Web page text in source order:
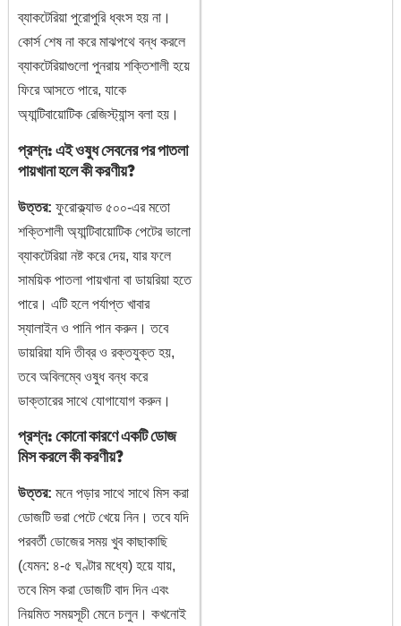
ব্যাকটেরিয়া পুরোপুরি ধ্বংস হয় না।
কোর্স শেষ না করে মাঝপথে বন্ধ করলে
ব্যাকটেরিয়াগুলো পুনরায় শক্তিশালী হয়ে
ফিরে আসতে পারে, যাকে
অ্যান্টিবায়োটিক রেজিস্ট্যান্স বলা হয়।
প্রশ্ন: এই ওষুধ সেবনের পর পাতলা
পায়খানা হলে কী করণীয়?
উত্তর: ফুরোক্ল্যাভ ৫০০-এর মতো
শক্তিশালী অ্যান্টিবায়োটিক পেটের ভালো
ব্যাকটেরিয়া নষ্ট করে দেয়, যার ফলে
সাময়িক পাতলা পায়খানা বা ডায়রিয়া হতে
পারে। এটি হলে পর্যাপ্ত খাবার
স্যালাইন ও পানি পান করুন। তবে
ডায়রিয়া যদি তীব্র ও রক্তযুক্ত হয়,
তবে অবিলম্বে ওষুধ বন্ধ করে
ডাক্তারের সাথে যোগাযোগ করুন।
প্রশ্ন: কোনো কারণে একটি ডোজ
মিস করলে কী করণীয়?
উত্তর: মনে পড়ার সাথে সাথে মিস করা
ডোজটি ভরা পেটে খেয়ে নিন। তবে যদি
পরবর্তী ডোজের সময় খুব কাছাকাছি
(যেমন: ৪-৫ ঘণ্টার মধ্যে) হয়ে যায়,
তবে মিস করা ডোজটি বাদ দিন এবং
নিয়মিত সময়সূচী মেনে চলুন। কখনোই